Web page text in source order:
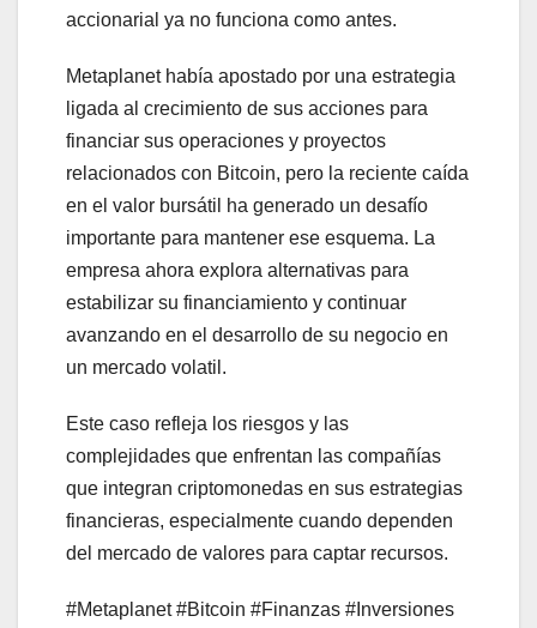
accionarial ya no funciona como antes.
Metaplanet había apostado por una estrategia
ligada al crecimiento de sus acciones para
financiar sus operaciones y proyectos
relacionados con Bitcoin, pero la reciente caída
en el valor bursátil ha generado un desafío
importante para mantener ese esquema. La
empresa ahora explora alternativas para
estabilizar su financiamiento y continuar
avanzando en el desarrollo de su negocio en
un mercado volatil.
Este caso refleja los riesgos y las
complejidades que enfrentan las compañías
que integran criptomonedas en sus estrategias
financieras, especialmente cuando dependen
del mercado de valores para captar recursos.
#Metaplanet #Bitcoin #Finanzas #Inversiones